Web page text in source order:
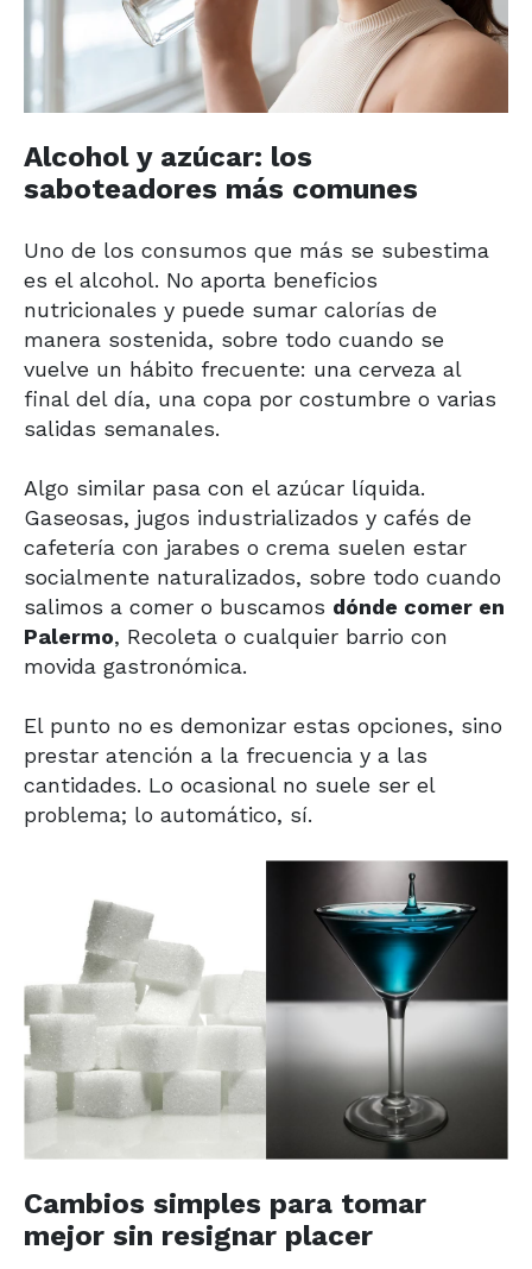
Alcohol y azúcar: los
saboteadores más comunes
Uno de los consumos que más se subestima
es el alcohol. No aporta beneficios
nutricionales y puede sumar calorías de
manera sostenida, sobre todo cuando se
vuelve un hábito frecuente: una cerveza al
final del día, una copa por costumbre o varias
salidas semanales.
Algo similar pasa con el azúcar líquida.
Gaseosas, jugos industrializados y cafés de
cafetería con jarabes o crema suelen estar
socialmente naturalizados, sobre todo cuando
salimos a comer o buscamos dónde comer en
Palermo, Recoleta o cualquier barrio con
movida gastronómica.
El punto no es demonizar estas opciones, sino
prestar atención a la frecuencia y a las
cantidades. Lo ocasional no suele ser el
problema; lo automático, sí.
Cambios simples para tomar
mejor sin resignar placer